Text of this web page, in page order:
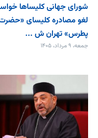
شورای جهانی کلیساها
لغو مصادره کلیسای
پطرس» تهران ش ...
جمعه، ۹ مرداد، ۱۴۰۵